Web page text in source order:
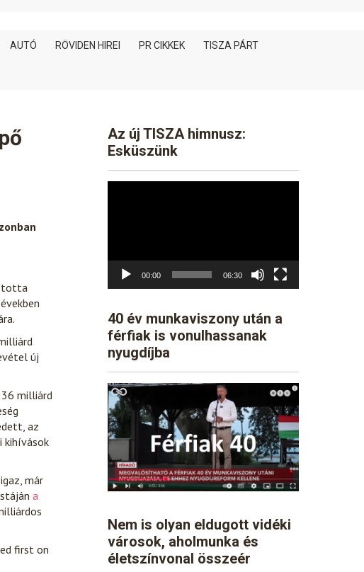
AUTÓ RÖVIDEN HIREI PR CIKKEK TISZA PÁRT
új
milliárd
az
kihívások
már
a
first on
Az új TISZA himnusz:
Esküszünk
00:00 06:30
40 év munkaviszony után a
férfiak is vonulhassanak
nyugdíjba
Nem is olyan eldugott vidéki
városok, aholmunka és
életszínvonal összeér